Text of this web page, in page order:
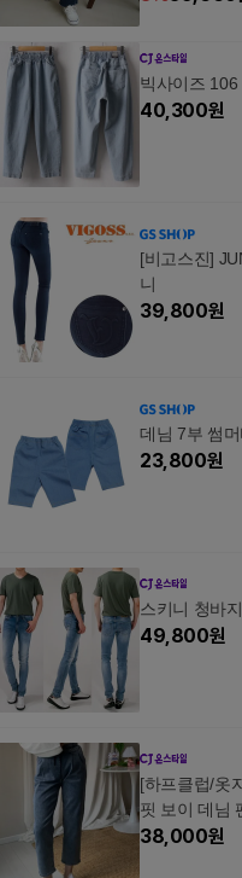
빅사이즈
40,300원
[비고스진]
니
39,800원
데님 7부 썸머
23,800원
스키니 청바
49,800원
[하프클럽/옷
핏 보이 데님
38,000원